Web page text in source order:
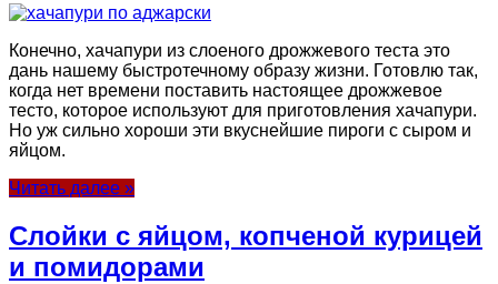
Конечно, хачапури из слоеного дрожжевого теста это
дань нашему быстротечному образу жизни. Готовлю так,
когда нет времени поставить настоящее дрожжевое
тесто, которое используют для приготовления хачапури.
Но уж сильно хороши эти вкуснейшие пироги с сыром и
яйцом.
Читать далее »
Слойки с яйцом, копченой курицей
и помидорами